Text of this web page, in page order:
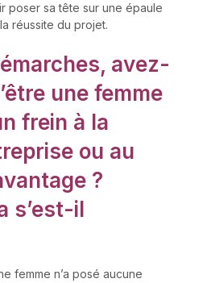
poser sa tête sur une épaule
réussite du projet.
avez-
une femme
frein à la
ou au
?
s’est-il
femme n’a posé aucune